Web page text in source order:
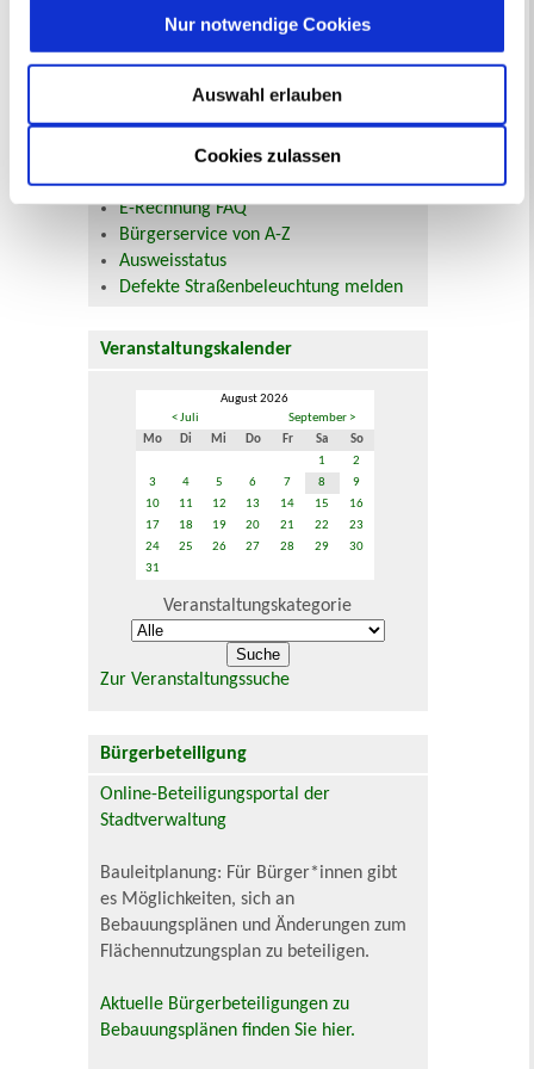
Cookies zulassen
Auswahl erlauben
Nur notwendige Cookies
Beurkundung Vaterschaft, Sorge
und Unterhalt
Urkundenservice
Online-Service (Serviceportal)
Kontaktformular
Öffnungszeiten
E-Rechnung FAQ
Bürgerservice von A-Z
Ausweisstatus
Defekte Straßenbeleuchtung melden
Veranstaltungskalender
August 2026
< Juli
September >
Mo
Di Mi Do Fr Sa
So
1
2
3
4 5 6 7 8
9
10
11 12 13 14 15
16
17
18 19 20 21 22
23
24
25 26 27 28 29
30
31
Veranstaltungskategorie
Zur Veranstaltungssuche
Bürgerbeteiligung
Online-Beteiligungsportal der
Stadtverwaltung
Bauleitplanung: Für Bürger*innen gibt
es Möglichkeiten, sich an
Bebauungsplänen und Änderungen zum
Flächennutzungsplan zu beteiligen.
Aktuelle Bürgerbeteiligungen zu
Bebauungsplänen finden Sie hier.